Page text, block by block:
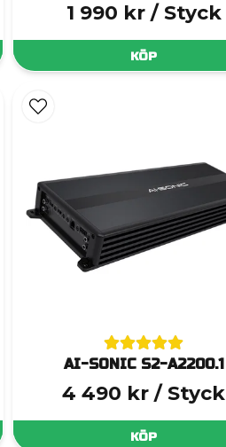
1 990 kr / Styck
KÖP
AI-SONIC S2-A2200.1
4 490 kr / Styck
KÖP